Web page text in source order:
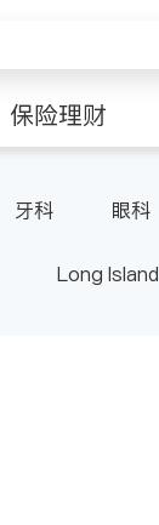
保险理财
牙科 眼科
Long Island